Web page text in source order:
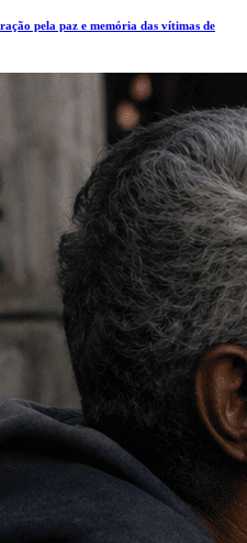
pela paz e memória das vítimas de